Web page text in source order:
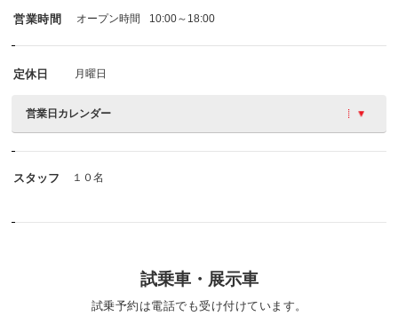
営業時間 オープン時間 10:00～18:00
定休日 月曜日
営業日カレンダー
スタッフ １０名
試乗車・展示車
試乗予約は電話でも受け付けています。